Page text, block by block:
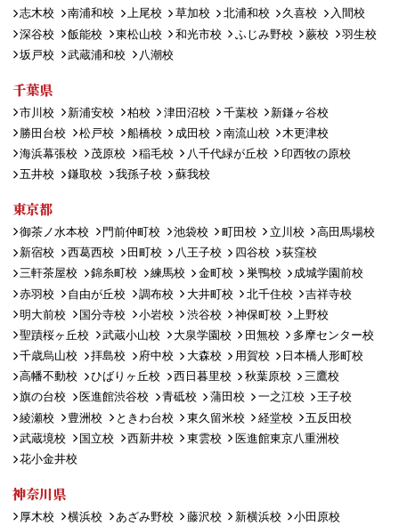
志木校 南浦和校 上尾校 草加校 北浦和校 久喜校
入間校
深谷校
飯能校 東松山校 和光市校 ふじみ野校 蕨校
羽生校
坂戸校
武蔵浦和校 八潮校
千葉県
市川校 新浦安校 柏校 津田沼校 千葉校
新鎌ヶ谷校
勝田台校
松戸校 船橋校 成田校 南流山校
木更津校
海浜幕張校
茂原校 稲毛校 八千代緑が丘校
印西牧の原校
五井校
鎌取校 我孫子校 蘇我校
東京都
御茶ノ水本校 門前仲町校 池袋校 町田校 立川校
高田馬場校
新宿校
西葛西校 田町校 八王子校 四谷校
荻窪校
三軒茶屋校
錦糸町校 練馬校 金町校 巣鴨校
成城学園前校
赤羽校
自由が丘校 調布校 大井町校 北千住校
吉祥寺校
明大前校
国分寺校 小岩校 渋谷校 神保町校
上野校
聖蹟桜ヶ丘校
武蔵小山校 大泉学園校 田無校
多摩センター校
千歳烏山校
拝島校 府中校 大森校 用賀校
日本橋人形町校
高幡不動校
ひばりヶ丘校 西日暮里校 秋葉原校
三鷹校
旗の台校
医進館渋谷校 青砥校 蒲田校 一之江校
王子校
綾瀬校
豊洲校 ときわ台校 東久留米校 経堂校
五反田校
武蔵境校
国立校 西新井校 東雲校
医進館東京八重洲校
花小金井校
神奈川県
厚木校 横浜校 あざみ野校 藤沢校 新横浜校
小田原校